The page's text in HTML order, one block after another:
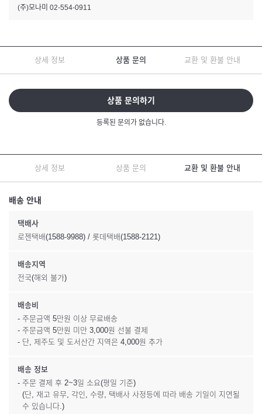
(주)모나미 02-554-0911
상세 정보 상품 문의 교환 및 환불 안내
상품 문의하기
등록된 문의가 없습니다.
상세 정보 상품 문의 교환 및 환불 안내
배송 안내
택배사
로젠택배(1588-9988) / 롯데택배(1588-2121)
배송지역
전국(해외 불가)
배송비
- 주문금액 5만원 이상 무료배송
- 주문금액 5만원 미만 3,000원 선불 결제
- 단, 제주도 및 도서산간 지역은 4,000원 추가
배송 정보
- 주문 결제 후 2~3일 소요(평일 기준)
(단, 재고 유무, 각인, 수량, 택배사 사정등에 따라 배송 기일이 지연될
수 있습니다.)